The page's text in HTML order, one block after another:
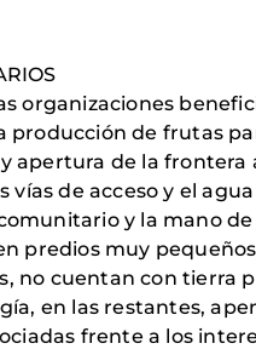
organizaciones
producción de frutas
apertura de la
vías de acceso y el
y la mano
predios muy
no cuentan con tierra
en las restantes,
frente a los